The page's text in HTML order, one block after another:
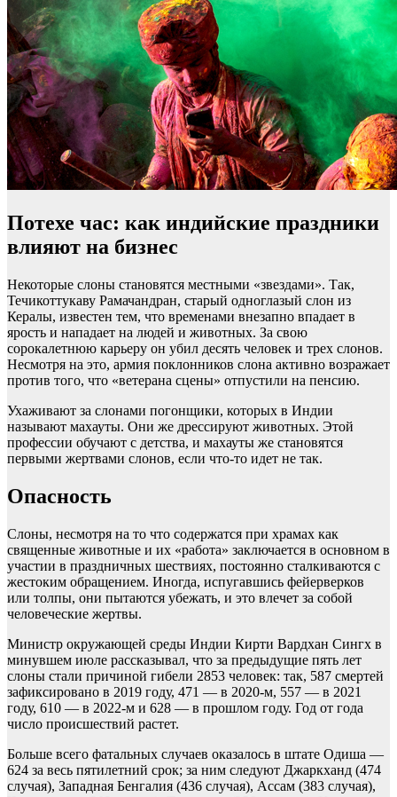
Потехе час: как индийские праздники
влияют на бизнес
Некоторые слоны становятся местными «звездами». Так,
Течикоттукаву Рамачандран, старый одноглазый слон из
Кералы, известен тем, что временами внезапно впадает в
ярость и нападает на людей и животных. За свою
сорокалетнюю карьеру он убил десять человек и трех слонов.
Несмотря на это, армия поклонников слона активно возражает
против того, что «ветерана сцены» отпустили на пенсию.
Ухаживают за слонами погонщики, которых в Индии
называют махауты. Они же дрессируют животных. Этой
профессии обучают с детства, и махауты же становятся
первыми жертвами слонов, если что-то идет не так.
Опасность
Слоны, несмотря на то что содержатся при храмах как
священные животные и их «работа» заключается в основном в
участии в праздничных шествиях, постоянно сталкиваются с
жестоким обращением. Иногда, испугавшись фейерверков
или толпы, они пытаются убежать, и это влечет за собой
человеческие жертвы.
Министр окружающей среды Индии Кирти Вардхан Сингх в
минувшем июле рассказывал, что за предыдущие пять лет
слоны стали причиной гибели 2853 человек: так, 587 смертей
зафиксировано в 2019 году, 471 — в 2020-м, 557 — в 2021
году, 610 — в 2022-м и 628 — в прошлом году. Год от года
число происшествий растет.
Больше всего фатальных случаев оказалось в штате Одиша —
624 за весь пятилетний срок; за ним следуют Джаркханд (474
случая), Западная Бенгалия (436 случая), Ассам (383 случая),